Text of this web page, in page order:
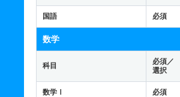
国語 必須
数学
科目
必須／
選択
数学Ⅰ
必須